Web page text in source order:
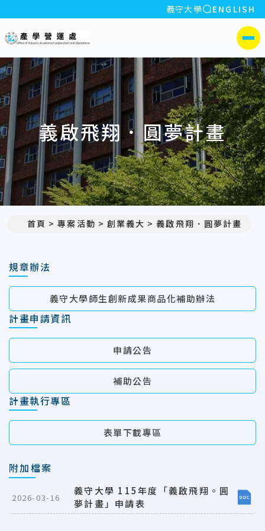
:::
義守大學 全站搜索
ENGLISH
側選單
義啟飛翔．圓夢計畫
首頁 專案活動 創業義大 義啟飛翔．圓夢計畫
規章辦法
義守大學師生創新成果商品化補助辦法
計畫申請資訊
申請公告
補助公告
計畫執行專區
表單下載專區
附加檔案
2026-03-16
義守大學 115年度「義啟飛翔。圓
夢計畫」申請表